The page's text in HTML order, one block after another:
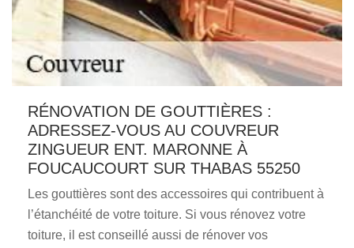
RÉNOVATION DE GOUTTIÈRES :
ADRESSEZ-VOUS AU COUVREUR
ZINGUEUR ENT. MARONNE À
FOUCAUCOURT SUR THABAS 55250
Les gouttières sont des accessoires qui contribuent à
l’étanchéité de votre toiture. Si vous rénovez votre
toiture, il est conseillé aussi de rénover vos